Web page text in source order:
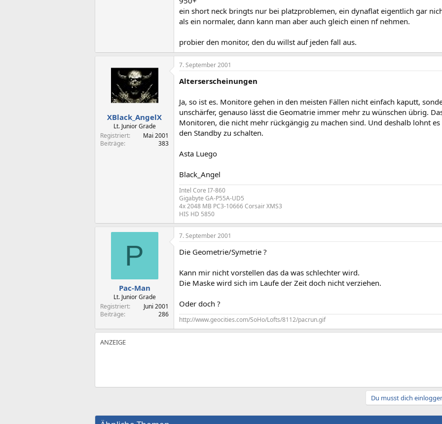
ein short neck bringts nur bei platzproblemen, ein dynaflat eigentlich gar
als ein normaler, dann kann man aber auch gleich einen nf nehmen.
probier den monitor, den du willst auf jeden fall aus.
XBlack_AngelX
Lt. Junior Grade
Registriert
Mai 2001
Beiträge
383
7. September 2001
Alterserscheinungen
Ja, so ist es. Monitore gehen in den meisten Fällen nicht einfach kaputt,
unschärfer, genauso lässt die Geomatrie immer mehr zu wünschen übrig.
Monitoren, die nicht mehr rückgängig zu machen sind. Und deshalb lohnt
den Standby zu schalten.
Asta Luego
Black_Angel
Intel Core I7-860
Gigabyte GA-P55A-UD5
4x 2048 MB PC3-10666 Corsair XMS3
HIS HD 5850
P
Pac-Man
Lt. Junior Grade
Registriert
Juni 2001
Beiträge
286
7. September 2001
Die Geometrie/Symetrie ?
Kann mir nicht vorstellen das da was schlechter wird.
Die Maske wird sich im Laufe der Zeit doch nicht verziehen.
Oder doch ?
http://www.geocities.com/SoHo/Lofts/8112/pacrun.gif
Du musst dich